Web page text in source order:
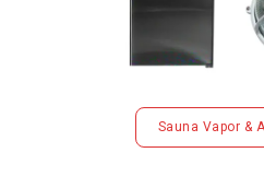
Sauna Vapor &